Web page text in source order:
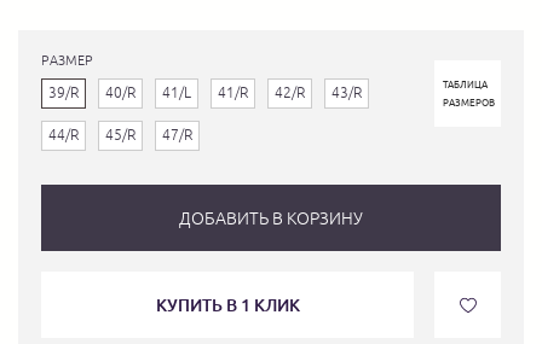
РАЗМЕР
39/R 40/R 41/L 41/R 42/R 43/R
44/R 45/R 47/R
ТАБЛИЦА
РАЗМЕРОВ
ДОБАВИТЬ В КОРЗИНУ
КУПИТЬ В 1 КЛИК